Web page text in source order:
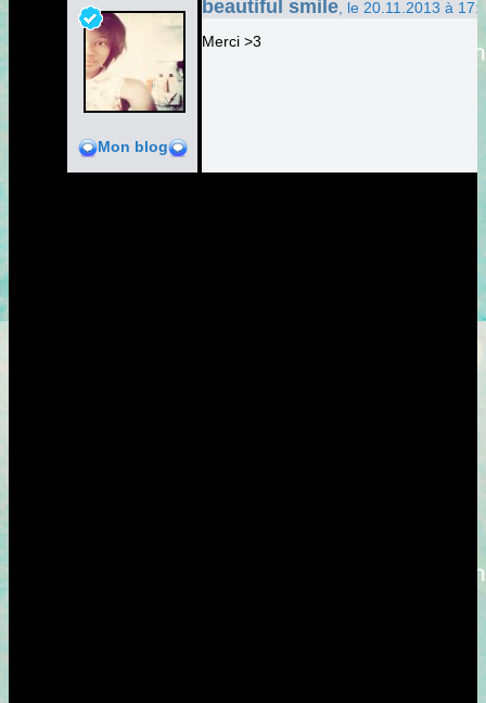
Mon blog
beautiful smile , le 20.11.2013 à
Merci >3